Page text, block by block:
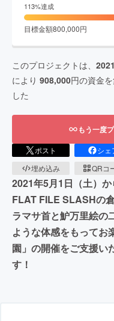
113%達成
目標金額800,000円
このプロジェクトは、
により 908,000円の資金を
した
もう一度
ポスト シェ
埋め込み
QRコ
2021年5月1日（土）
FLAT FILE SLASHの
ラマサ首と魲万里絵の
ような体感をもってお
園」の開催をご支援い
す！